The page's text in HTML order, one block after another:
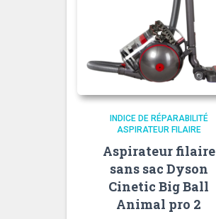
INDICE DE RÉPARABILITÉ
ASPIRATEUR FILAIRE
Aspirateur filaire
sans sac Dyson
Cinetic Big Ball
Animal pro 2